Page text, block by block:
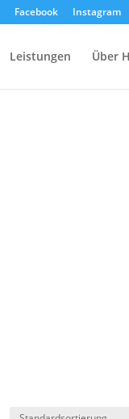
Facebook Instagram
Leistungen Über